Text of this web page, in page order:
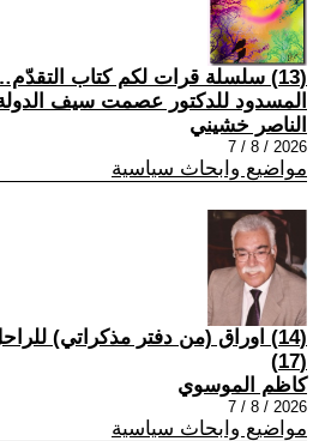
(13) سلسلة قرات لكم كتاب
المسدود للدكتور عصمت سيف
الناصر خشيني
2026 / 8 / 7
مواضيع وابحاث سياسية
(14) اوراق (من دفتر مذكراتي)
(17)
كاظم الموسوي
2026 / 8 / 7
مواضيع وابحاث سياسية